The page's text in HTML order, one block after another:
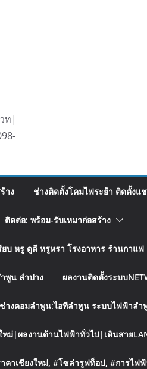
ท|
าง ช่างติดตั้งโคมไฟระย้า ติดตั้งแ
ติดต่อ: พร้อม-รับเหมาก่อสร้าง
หรู ดูดี หรูหรา โรงอาหาร ร้านกาแ
พูน ลำปาง ผลงานติดตั้งระบบ
งคอมลำพูน:ไอทีลำพูน ระบบไฟฟ้าลำ
ม่|ผลงานด้านไฟฟ้าทั่วไป|เดินสาย
คาเชียงใหม่, #โซล่ารูฟท็อป, #การไฟ